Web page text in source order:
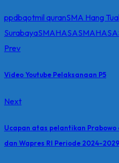
ppdbqotmil quranSMA Hang
SurabayaSMAHASA
Prev
Video Youtube Pelaksanaan P5
Next
Ucapan atas pelantikan
dan Wapres RI Periode 2024-2029